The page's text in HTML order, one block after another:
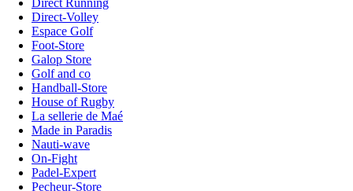
Direct-Volley
Espace Golf
Foot-Store
Galop Store
Golf and co
Handball-Store
House of Rugby
La sellerie de Maé
Made in Paradis
Nauti-wave
On-Fight
Padel-Expert
Pecheur-Store